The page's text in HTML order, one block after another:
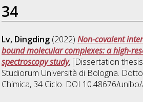
34
Lv, Dingding (2022)Non-covalent
bound molecular complexes: a high-
spectroscopy study, [Dissertation
Studiorum Università di Bologna.
Chimica, 34 Ciclo. DOI 10.48676/